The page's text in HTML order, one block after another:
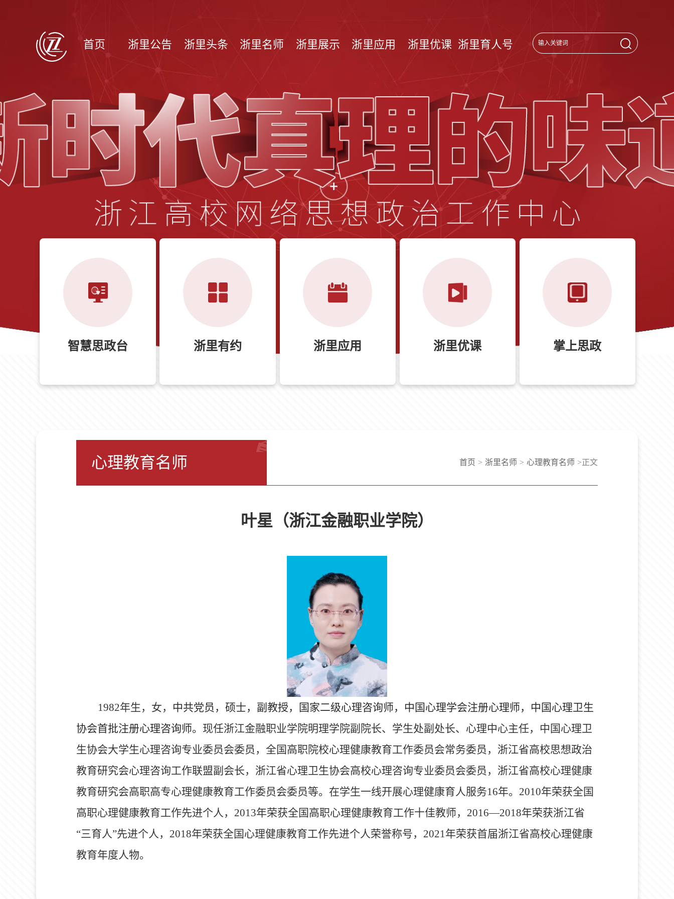
首页 浙里公告 浙里头条 浙里名师 浙里展示 浙里应用 浙里优课 浙里育人号
智慧思政台 浙里有约 浙里应用 浙里优课 掌上思政
心理教育名师 首页 > 浙里名师 > 心理教育名师 >正文
叶星（浙江金融职业学院）
1982年生，女， 中共党员，硕士，副教授，国家二级心理咨询师，中国心理学会注册心理师，中国心理卫生
协会首批注册心理咨询师。 现任浙江金融职业学院明理学院副院长、学生处副处长、心理中心主任，中国心理卫
生协会大学生心理咨询专业委员会委员，全国高职院校心理健康教育工作委员会常务委员，浙江省高校思想政治
教育研究会心理咨询工作联盟副会长，浙江省心理卫生协会高校心理咨询专业委员会委员，浙江省高校心理健康
教育研究会高职高专心理健康教育工作委员会委员等。在学生一线开展心理健康育人服务16年。 2010年荣获全国
高职心理健康教育工作先进个人， 2013年荣获全国高职心理健康教育工作十佳教师， 2016—2018年荣获浙江省
“三育人”先进个人， 2018年荣获全国心理健康教育工作先进个人荣誉称号， 2021年荣获首届浙江省高校心理健康
教育年度人物。